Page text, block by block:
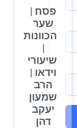
פסח |
שער
הכוונות
שיעורי
וידאו |
הרב
שמעון
יעקב
דהן